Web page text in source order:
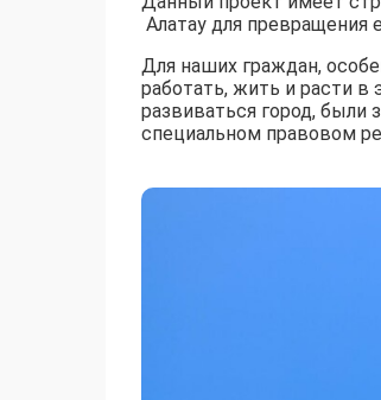
Алатау для превращения
Для наших граждан,
работать, жить и расти
развиваться город, были
специальном правовом